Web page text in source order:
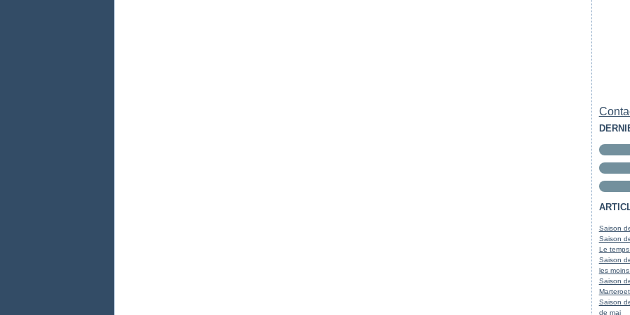
Saison
Saison
Le
Saison
les
Saison
Saison
de mai